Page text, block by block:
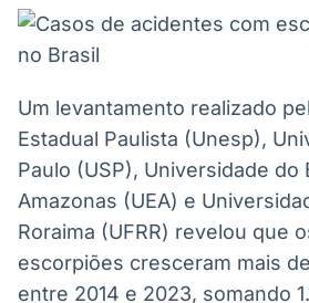
dados
Soluções de
Um levantamento realizado
Estadual Paulista (Unesp),
Paulo (USP), Universidade do
Amazonas (UEA) e
Roraima (UFRR) revelou que
escorpiões cresceram mais
entre 2014 e 2023, somando